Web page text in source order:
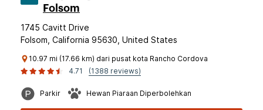
Folsom
1745 Cavitt Drive
Folsom, California 95630, United States
10.97 mi (17.66 km) dari pusat kota Rancho Cordova
4.71
(1388 reviews)
Parkir Hewan Piaraan Diperbolehkan